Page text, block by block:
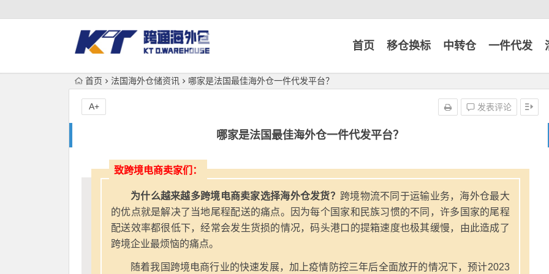
首页 移仓换标 中转仓 一件代发
首页 法国海外仓储资讯 哪家是法国最佳海外仓一件代发平台？
哪家是法国最佳海外仓一件代发平台？
发表评论
A+
致跨境电商卖家们：
为什么越来越多跨境电商卖家选择海外仓发货？ 跨境物流不同于运输业务，海外仓最大
的优点就是解决了当地尾程配送的痛点。因为每个国家和民族习惯的不同，许多国家的尾程
配送效率都很低下，经常会发生货损的情况，码头港口的提箱速度也极其缓慢，由此造成了
跨境企业最烦恼的痛点。
随着我国跨境电商行业的快速发展，加上疫情防控三年后全面放开的情况下，预计2023